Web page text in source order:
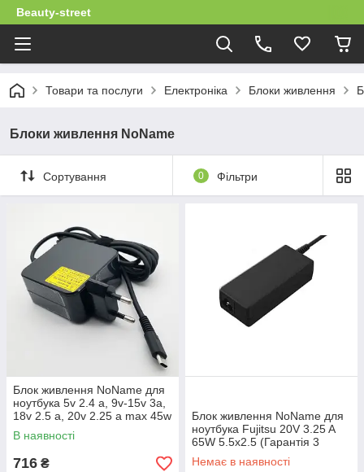
Beauty-street
Товари та послуги Електроніка Блоки живлення
Блоки живлення NoName
Сортування 0 Фільтри
Блок живлення NoName для
ноутбука 5v 2.4 a, 9v-15v 3a,
18v 2.5 a, 20v 2.25 a max 45w
Type-C (Гарантія 3 місяці)
В наявності
716 ₴
Блок живлення NoName для
ноутбука Fujitsu 20V 3.25 A
65W 5.5x2.5 (Гарантія 3
місяці) (Гарантія 3 місяця)
Немає в наявності